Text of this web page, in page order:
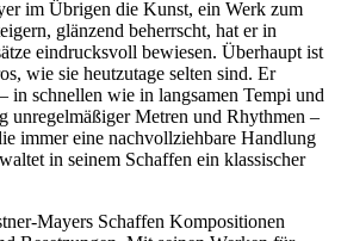
im Übrigen die Kunst, ein Werk zum
glänzend beherrscht, hat er in
eindrucksvoll bewiesen. Überhaupt ist
wie sie heutzutage selten sind. Er
in schnellen wie in langsamen Tempi und
unregelmäßiger Metren und Rhythmen –
immer eine nachvollziehbare Handlung
in seinem Schaffen ein klassischer
Mayers Schaffen Kompositionen